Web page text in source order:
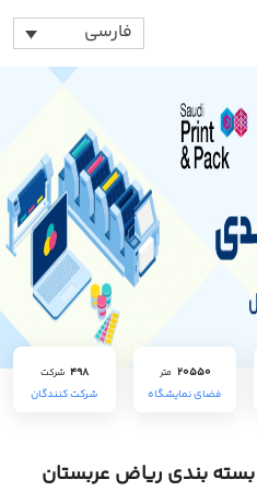
فارسی
20550 متر
فضای نمایشگاه
498 شرکت
شرکت کنندگان
بسته بندی ریاض عربستان